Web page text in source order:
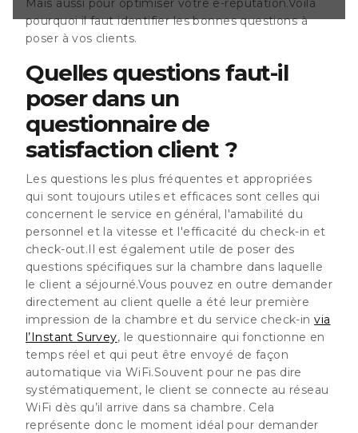
de la
in via
qui
via
dire
Mais aussi pour optimiser votre e-réputation.Voilà
pourquoi il faut identifier les bonnes questions à
poser à vos clients.
Quelles questions faut-il
poser dans un
questionnaire de
satisfaction client ?
Les questions les plus fréquentes et appropriées
qui sont toujours utiles et efficaces sont celles qui
concernent le service en général, l'amabilité du
personnel et la vitesse et l'efficacité du check-in et
check-out.Il est également utile de poser des
questions spécifiques sur la chambre dans laquelle
le client a séjourné.Vous pouvez en outre demander
directement au client quelle a été leur première
impression de la chambre et du service check-invia
l’Instant Survey, le questionnaire qui fonctionne en
temps réel et qui peut être envoyé de façon
automatique via WiFi.Souvent pour ne pas dire
systématiquement, le client se connecte au réseau
WiFi dès qu’il arrive dans sa chambre. Cela
représente donc le moment idéal pour demander